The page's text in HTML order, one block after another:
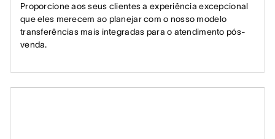
Proporcione aos seus clientes a experiência excepcional
que eles merecem ao planejar com o nosso modelo
transferências mais integradas para o atendimento pós-
venda.